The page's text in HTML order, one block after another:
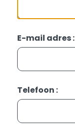
E-mail adres :
Telefoon :